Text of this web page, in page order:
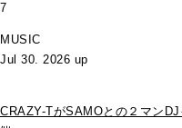
7
MUSIC
Jul 30. 2026 up
CRAZY-TがSAMOとの２マン